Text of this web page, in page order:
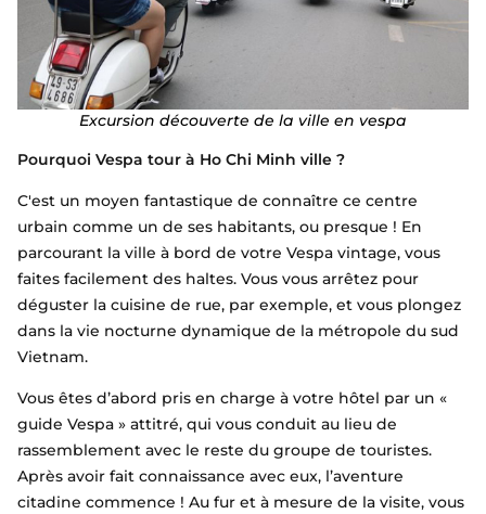
Excursion découverte de la ville en vespa
Pourquoi Vespa tour à Ho Chi Minh ville ?
C'est un moyen fantastique de connaître ce centre
urbain comme un de ses habitants, ou presque ! En
parcourant la ville à bord de votre Vespa vintage, vous
faites facilement des haltes. Vous vous arrêtez pour
déguster la cuisine de rue, par exemple, et vous plongez
dans la vie nocturne dynamique de la métropole du sud
Vietnam.
Vous êtes d’abord pris en charge à votre hôtel par un «
guide Vespa » attitré, qui vous conduit au lieu de
rassemblement avec le reste du groupe de touristes.
Après avoir fait connaissance avec eux, l’aventure
citadine commence ! Au fur et à mesure de la visite, vous